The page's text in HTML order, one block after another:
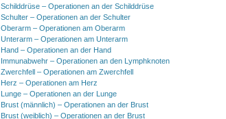
Schilddrüse – Operationen an der Schilddrüse
Schulter – Operationen an der Schulter
Oberarm – Operationen am Oberarm
Unterarm – Operationen am Unterarm
Hand – Operationen an der Hand
Immunabwehr – Operationen an den Lymphknoten
Zwerchfell – Operationen am Zwerchfell
Herz – Operationen am Herz
Lunge – Operationen an der Lunge
Brust (männlich) – Operationen an der Brust
Brust (weiblich) – Operationen an der Brust